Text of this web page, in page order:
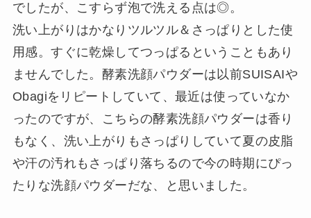
でしたが、こすらず泡で洗える点は◎。
洗い上がりはかなりツルツル＆さっぱりとした使
用感。すぐに乾燥してつっぱるということもあり
ませんでした。酵素洗顔パウダーは以前SUISAIや
Obagiをリピートしていて、最近は使っていなか
ったのですが、こちらの酵素洗顔パウダーは香り
もなく、洗い上がりもさっぱりしていて夏の皮脂
や汗の汚れもさっぱり落ちるので今の時期にぴっ
たりな洗顔パウダーだな、と思いました。